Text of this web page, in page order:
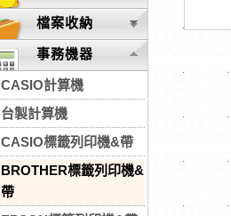
檔案收納
事務機器
CASIO計算機
台製計算機
CASIO標籤列印機&帶
BROTHER標籤列印機&
帶